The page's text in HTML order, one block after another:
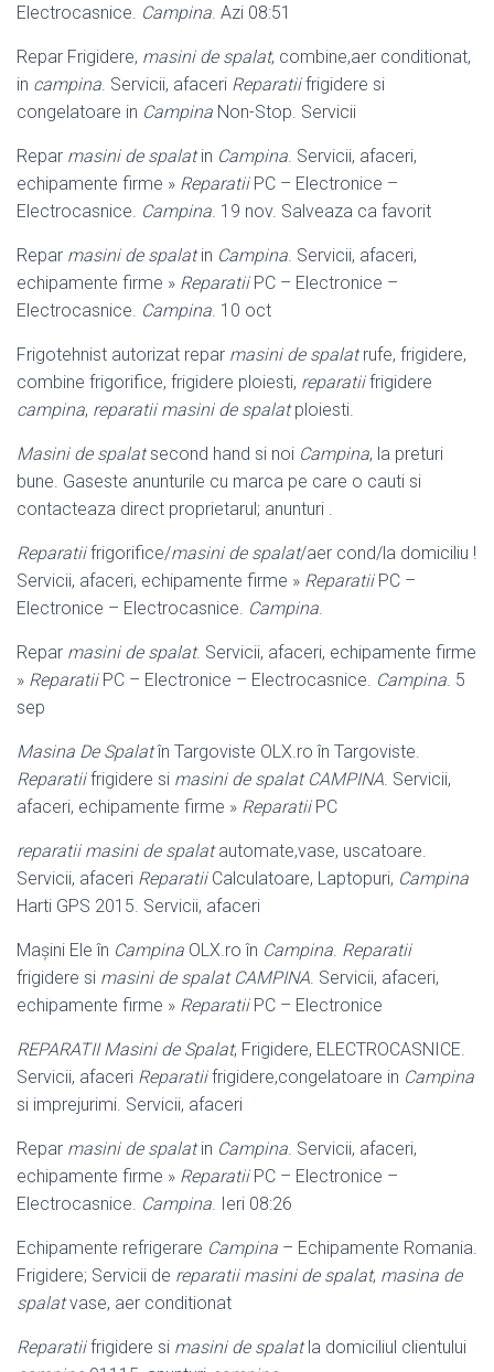
Electrocasnice. Campina. Azi 08:51
Repar Frigidere, masini de spalat, combine,aer conditionat,
in campina. Servicii, afaceri Reparatiifrigidere si
congelatoare in Campina Non-Stop. Servicii
Repar masini de spalatin Campina. Servicii, afaceri,
echipamente firme » ReparatiiPC – Electronice –
Electrocasnice. Campina. 19 nov. Salveaza ca favorit
Repar masini de spalatin Campina. Servicii, afaceri,
echipamente firme » ReparatiiPC – Electronice –
Electrocasnice. Campina. 10 oct
Frigotehnist autorizat repar masini de spalatrufe, frigidere,
combine frigorifice, frigidere ploiesti, reparatiifrigidere
campina, reparatii masini de spalatploiesti.
Masini de spalatsecond hand si noi Campina, la preturi
bune. Gaseste anunturile cu marca pe care o cauti si
contacteaza direct proprietarul; anunturi .
Reparatiifrigorifice/masini de spalat/aer cond/la domiciliu !
Servicii, afaceri, echipamente firme » ReparatiiPC –
Electronice – Electrocasnice. Campina.
Repar masini de spalat. Servicii, afaceri, echipamente firme
» ReparatiiPC – Electronice – Electrocasnice. Campina. 5
sep
Masina De Spalatîn Targoviste OLX.ro în Targoviste.
Reparatiifrigidere si masini de spalat CAMPINA. Servicii,
afaceri, echipamente firme » ReparatiiPC
reparatii masini de spalatautomate,vase, uscatoare.
Servicii, afaceri ReparatiiCalculatoare, Laptopuri, Campina
Harti GPS 2015. Servicii, afaceri
Mașini Ele în Campina OLX.ro în Campina. Reparatii
frigidere si masini de spalat CAMPINA. Servicii, afaceri,
echipamente firme » ReparatiiPC – Electronice
REPARATII Masini de Spalat, Frigidere, ELECTROCASNICE.
Servicii, afaceri Reparatiifrigidere,congelatoare in Campina
si imprejurimi. Servicii, afaceri
Repar masini de spalatin Campina. Servicii, afaceri,
echipamente firme » ReparatiiPC – Electronice –
Electrocasnice. Campina. Ieri 08:26
Echipamente refrigerare Campina – Echipamente Romania.
Frigidere; Servicii de reparatii masini de spalat, masina de
spalatvase, aer conditionat
Reparatiifrigidere si masini de spalatla domiciliul clientului